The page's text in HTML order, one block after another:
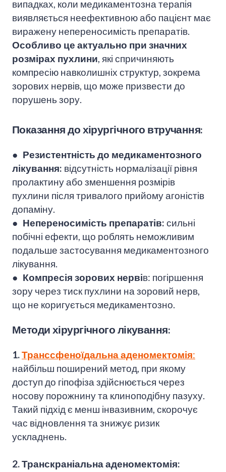
випадках, коли медикаментозна терапія
виявляється неефективною або пацієнт має
виражену непереносимість препаратів.
Особливо це актуально при значних
розмірах пухлини, які спричиняють
компресію навколишніх структур, зокрема
зорових нервів, що може призвести до
порушень зору.​
Показання до хірургічного втручання:
● Резистентність до медикаментозного
лікування: відсутність нормалізації рівня
пролактину або зменшення розмірів
пухлини після тривалого прийому агоністів
допаміну.​
● Непереносимість препаратів: сильні
побічні ефекти, що роблять неможливим
подальше застосування медикаментозного
лікування.
● Компресія зорових нервів: погіршення
зору через тиск пухлини на зоровий нерв,
що не коригується медикаментозно.
Методи хірургічного лікування:
1.Транссфеноїдальна аденомектомія:
найбільш поширений метод, при якому
доступ до гіпофіза здійснюється через
носову порожнину та клиноподібну пазуху.
Такий підхід є менш інвазивним, скорочує
час відновлення та знижує ризик
ускладнень.​
2. Транскраніальна аденомектомія: